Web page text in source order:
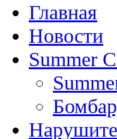
Главная
Новости
Summer